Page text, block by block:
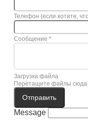
Телефон (если хотите,
Сообщение *
Загрузка файла
Перетащите файлы сюда
Отправить
Message